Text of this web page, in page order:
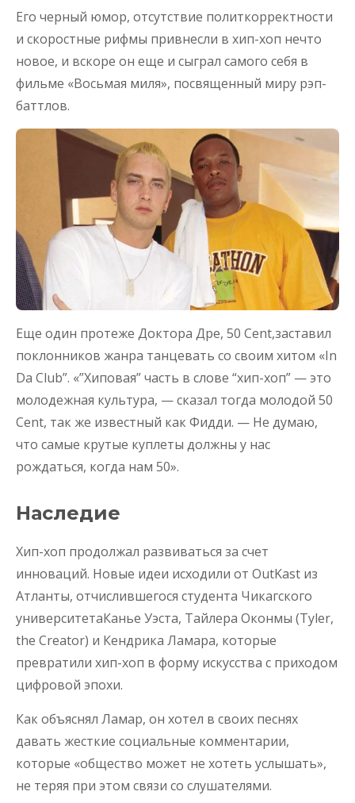
Его черный юмор, отсутствие политкорректности
и скоростные рифмы привнесли в хип-хоп нечто
новое, и вскоре он еще и сыграл самого себя в
фильме «Восьмая миля», посвященный миру рэп-
баттлов.
Еще один протеже Доктора Дре, 50 Cent,заставил
поклонников жанра танцевать со своим хитом «In
Da Club”. «”Хиповая” часть в слове “хип-хоп” — это
молодежная культура, — сказал тогда молодой 50
Cent, так же известный как Фидди. — Не думаю,
что самые крутые куплеты должны у нас
рождаться, когда нам 50».
Наследие
Хип-хоп продолжал развиваться за счет
инноваций. Новые идеи исходили от OutKast из
Атланты, отчислившегося студента Чикагского
университетаКанье Уэста, Тайлера Оконмы (Tyler,
the Creator) и Кендрика Ламара, которые
превратили хип-хоп в форму искусства с приходом
цифровой эпохи.
Как объяснял Ламар, он хотел в своих песнях
давать жесткие социальные комментарии,
которые «общество может не хотеть услышать»,
не теряя при этом связи со слушателями.